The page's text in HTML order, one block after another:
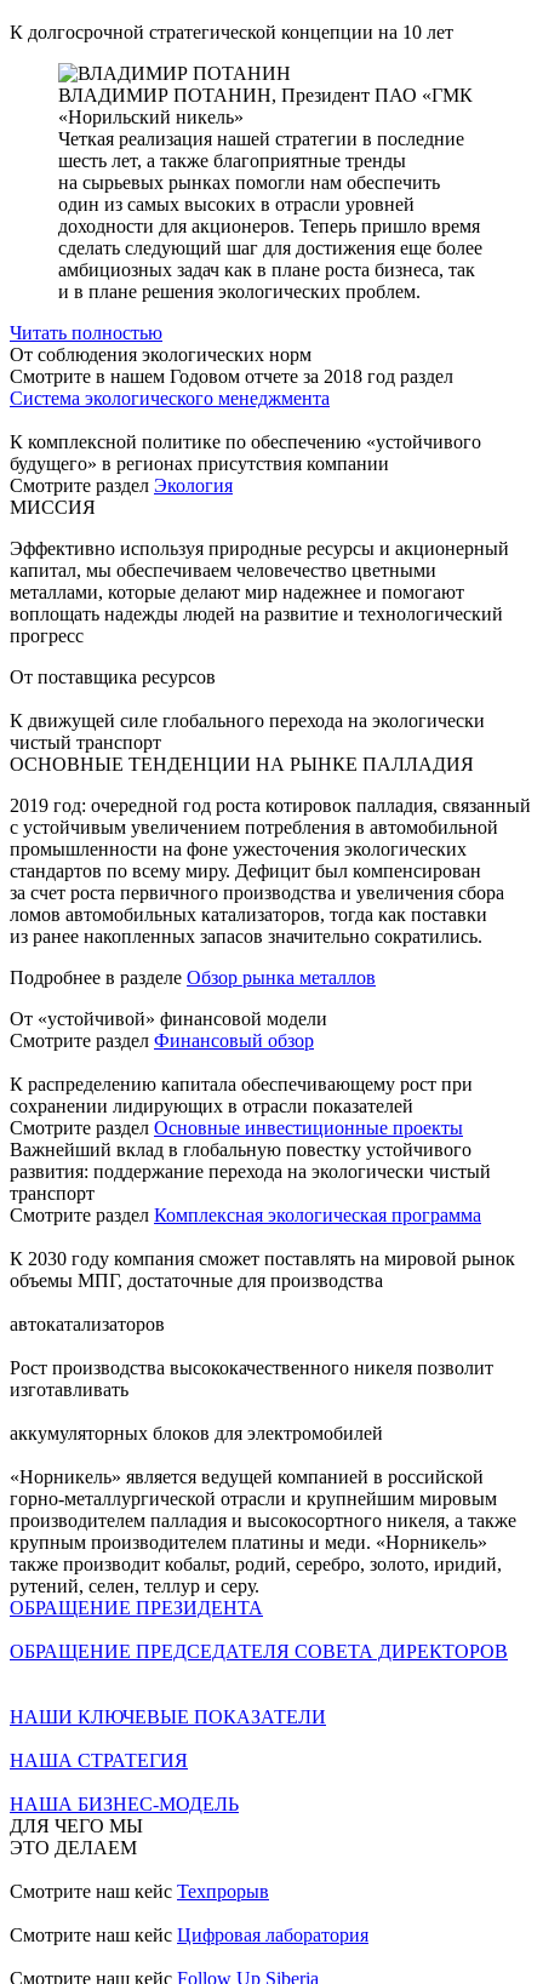
К долгосрочной стратегической концепции на 10 лет
ВЛАДИМИР ПОТАНИН, Президент ПАО «ГМК
«Норильский никель»
Четкая реализация нашей стратегии в последние
шесть лет, а также благоприятные тренды
на сырьевых рынках помогли нам обеспечить
один из самых высоких в отрасли уровней
доходности для акционеров. Теперь пришло время
сделать следующий шаг для достижения еще более
амбициозных задач как в плане роста бизнеса, так
и в плане решения экологических проблем.
Читать полностью
От соблюдения экологических норм
Смотрите в нашем Годовом отчете за 2018 год раздел
Система экологического менеджмента
К комплексной политике по обеспечению «устойчивого
будущего» в регионах присутствия компании
Смотрите раздел Экология
МИССИЯ
Эффективно используя природные ресурсы и акционерный
капитал, мы обеспечиваем человечество цветными
металлами, которые делают мир надежнее и помогают
воплощать надежды людей на развитие и технологический
прогресс
От поставщика ресурсов
К движущей силе глобального перехода на экологически
чистый транспорт
ОСНОВНЫЕ ТЕНДЕНЦИИ НА РЫНКЕ ПАЛЛАДИЯ
2019 год: очередной год роста котировок палладия, связанный
с устойчивым увеличением потребления в автомобильной
промышленности на фоне ужесточения экологических
стандартов по всему миру. Дефицит был компенсирован
за счет роста первичного производства и увеличения сбора
ломов автомобильных катализаторов, тогда как поставки
из ранее накопленных запасов значительно сократились.
Подробнее в разделе Обзор рынка металлов
От «устойчивой» финансовой модели
Смотрите раздел Финансовый обзор
К распределению капитала обеспечивающему рост при
сохранении лидирующих в отрасли показателей
Смотрите раздел Основные инвестиционные проекты
Важнейший вклад в глобальную повестку устойчивого
развития: поддержание перехода на экологически чистый
транспорт
Смотрите раздел Комплексная экологическая программа
К 2030 году компания сможет поставлять на мировой рынок
объемы МПГ, достаточные для производства
автокатализаторов
Рост производства высококачественного никеля позволит
изготавливать
аккумуляторных блоков для электромобилей
«Норникель» является ведущей компанией в российской
горно-металлургической отрасли и крупнейшим мировым
производителем палладия и высокосортного никеля, а также
крупным производителем платины и меди. «Норникель»
также производит кобальт, родий, серебро, золото, иридий,
рутений, селен, теллур и серу.
ОБРАЩЕНИЕ ПРЕЗИДЕНТА
ОБРАЩЕНИЕ ПРЕДСЕДАТЕЛЯ СОВЕТА ДИРЕКТОРОВ
НАШИ КЛЮЧЕВЫЕ ПОКАЗАТЕЛИ
НАША СТРАТЕГИЯ
НАША БИЗНЕС-МОДЕЛЬ
ДЛЯ ЧЕГО МЫ
ЭТО ДЕЛАЕМ
Смотрите наш кейс Техпрорыв
Смотрите наш кейс Цифровая лаборатория
Смотрите наш кейс Follow Up Siberia